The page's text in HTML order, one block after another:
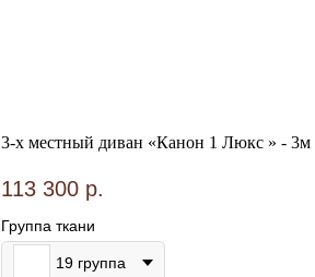
3-х местный диван «Канон 1 Люкс » - 3м
113 300 р.
Группа ткани
19 группа